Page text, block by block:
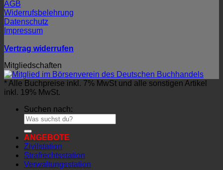
AGB
Widerrufsbelehrung
Datenschutz
Impressum
Vertrag widerrufen
Mitgliedschaften
* Alle Buchpreise inkl. 7% MwSt und alle sonstigen Artikel
inkl. 19% MwSt.
Suchen nach:
ANGEBOTE
Zivilstation
Strafrechtsstation
Verwaltungsstation